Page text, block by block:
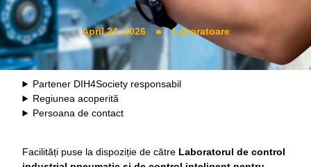
April 24, 2026 Laboratoare
Partener DIH4Society responsabil
Regiunea acoperită
Persoana de contact
Facilități puse la dispoziție de către Laboratorul de control